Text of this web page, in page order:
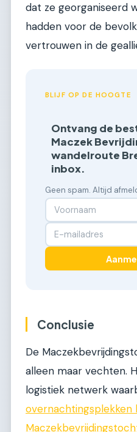
dat ze georganiseerd
hadden voor de
vertrouwen in de
BLIJF OP DE HOOGTE
Ontvang de
Maczek
wandelroute
inbox.
Geen spam. Altijd
Conclusie
De
alleen maar vechten.
logistiek netwerk
overnachtingsplekken